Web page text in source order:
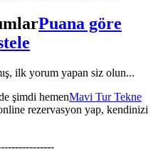
Puana göre
ilk yorum yapan siz olun...
şimdi hemenMavi Tur Tekne
rezervasyon yap, kendinizi